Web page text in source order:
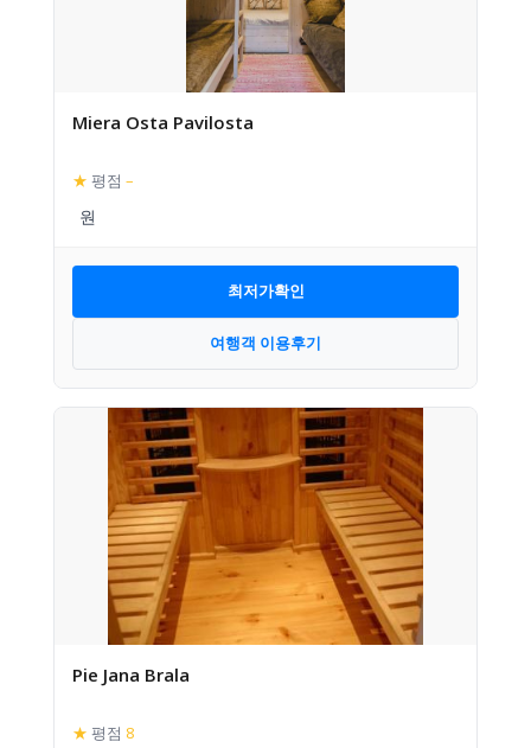
Miera Osta Pavilosta
★ 평점 –
최저가확인
여행객 이용후기
Pie Jana Brala
★ 평점 8